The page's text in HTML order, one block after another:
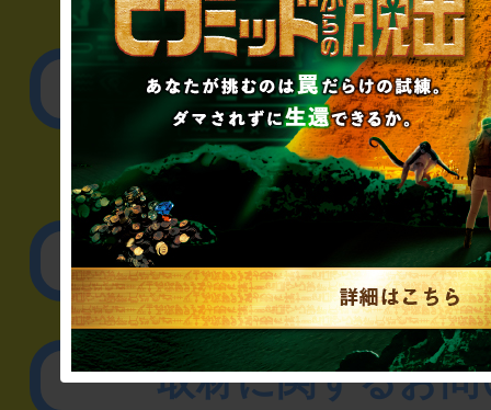
▼一般のお客様
公演内容、チケット
▼企業／法人の
リアル脱出ゲーム制作
取材に関するお